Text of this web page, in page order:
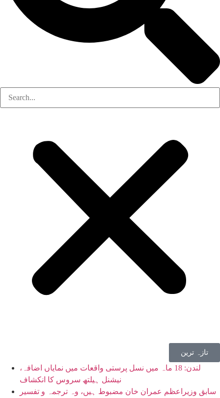
تازہ ترین
لندن: 18 ماہ میں نسل پرستی واقعات میں نمایاں اضافہ،
نیشنل ہیلتھ سروس کا انکشاف
سابق وزیراعظم عمران خان مضبوط ہیں، وہ ترجمہ و تفسیر